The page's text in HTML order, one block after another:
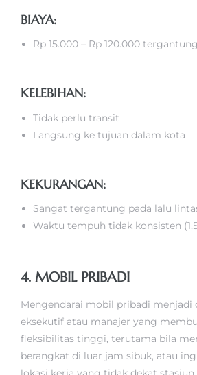
BIAYA:
Rp 15.000 – Rp 120.000
KELEBIHAN:
Tidak perlu transit
Langsung ke tujuan dalam kota
KEKURANGAN:
Sangat tergantung pada lalu
Waktu tempuh tidak konsisten
4. MOBIL PRIBADI
Mengendarai mobil pribadi menjadi
eksekutif atau manajer yang
fleksibilitas tinggi, terutama bila
berangkat di luar jam sibuk, atau